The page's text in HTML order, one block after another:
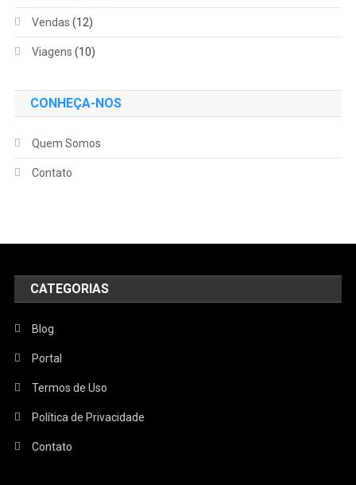
Vendas (12)
Viagens (10)
CONHEÇA-NOS
Quem Somos
Contato
CATEGORIAS
Blog
Portal
Termos de Uso
Política de Privacidade
Contato